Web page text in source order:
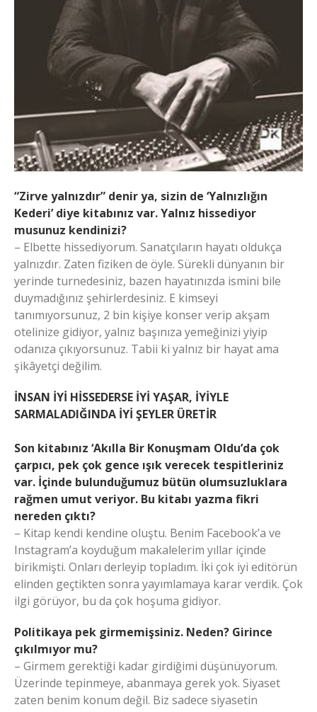
“Zirve yalnızdır” denir ya, sizin de ‘Yalnızlığın
Kederi’ diye kitabınız var. Yalnız hissediyor
musunuz kendinizi?
– Elbette hissediyorum. Sanatçıların hayatı oldukça
yalnızdır. Zaten fiziken de öyle. Sürekli dünyanın bir
yerinde turnedesiniz, bazen hayatınızda ismini bile
duymadığınız şehirlerdesiniz. E kimseyi
tanımıyorsunuz, 2 bin kişiye konser verip akşam
otelinize gidiyor, yalnız başınıza yemeğinizi yiyip
odanıza çıkıyorsunuz. Tabii ki yalnız bir hayat ama
şikâyetçi değilim.
İNSAN İYİ HİSSEDERSE İYİ YAŞAR, İYİYLE
SARMALADIĞINDA İYİ ŞEYLER ÜRETİR
Son kitabınız ‘Akılla Bir Konuşmam Oldu’da çok
çarpıcı, pek çok gence ışık verecek tespitleriniz
var. İçinde bulunduğumuz bütün olumsuzluklara
rağmen umut veriyor. Bu kitabı yazma fikri
nereden çıktı?
– Kitap kendi kendine oluştu. Benim Facebook’a ve
Instagram’a koyduğum makalelerim yıllar içinde
birikmişti. Onları derleyip topladım. İki çok iyi editörün
elinden geçtikten sonra yayımlamaya karar verdik. Çok
ilgi görüyor, bu da çok hoşuma gidiyor.
Politikaya pek girmemişsiniz. Neden? Girince
çıkılmıyor mu?
– Girmem gerektiği kadar girdiğimi düşünüyorum.
Üzerinde tepinmeye, abanmaya gerek yok. Siyaset
zaten benim konum değil. Biz sadece siyasetin